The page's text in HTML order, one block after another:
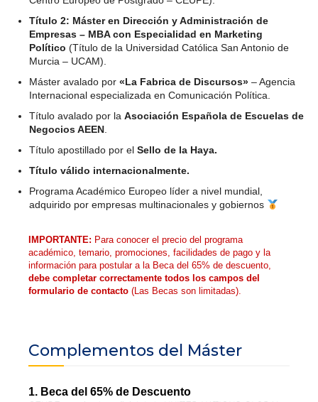
Título 2: Máster en Dirección y Administración de
Empresas – MBA con Especialidad en Marketing
Político (Título de la Universidad Católica San Antonio de
Murcia – UCAM).
Máster avalado por «La Fabrica de Discursos» – Agencia
Internacional especializada en Comunicación Política.
Título avalado por la Asociación Española de Escuelas de
Negocios AEEN
Título apostillado por el Sello de la Haya.
Título válido internacionalmente.
Programa Académico Europeo líder a nivel mundial,
adquirido por empresas multinacionales y gobiernos
IMPORTANTE: Para conocer el precio del programa
académico, temario, promociones, facilidades de pago y la
información para postular a la Beca del 65% de descuento,
debe completar correctamente todos los campos del
formulario de contacto (Las Becas son limitadas).
Complementos del Máster
1. Beca del 65% de Descuento